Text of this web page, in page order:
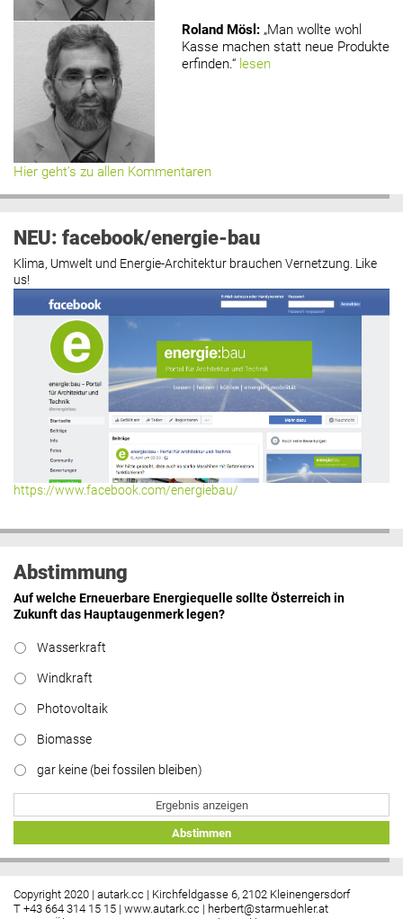
Roland Mösl : „Man wollte wohl
Kasse machen statt neue Produkte
erfinden.“ lesen
Hier geht’s zu allen Kommentaren
NEU: facebook/energie-bau
Klima, Umwelt und Energie-Architektur brauchen Vernetzung. Like
us!
https://www.facebook.com/energiebau/
Abstimmung
Auf welche Erneuerbare Energiequelle sollte Österreich in
Zukunft das Hauptaugenmerk legen?
Wasserkraft
Windkraft
Photovoltaik
Biomasse
gar keine (bei fossilen bleiben)
Ergebnis anzeigen
Abstimmen
Copyright 2020 | autark.cc | Kirchfeldgasse 6, 2102 Kleinengersdorf
T +43 664 314 15 15 | www.autark.cc | herbert@starmuehler.at